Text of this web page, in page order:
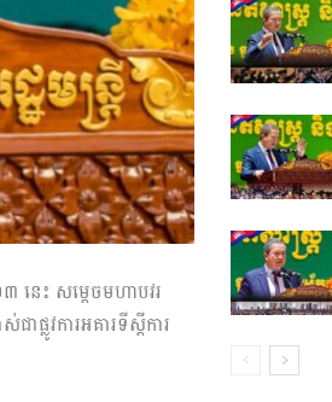
ម្មនេះ សម្តេចមហាបវរ
ផ្លូវការអគារទីស្តីការ​